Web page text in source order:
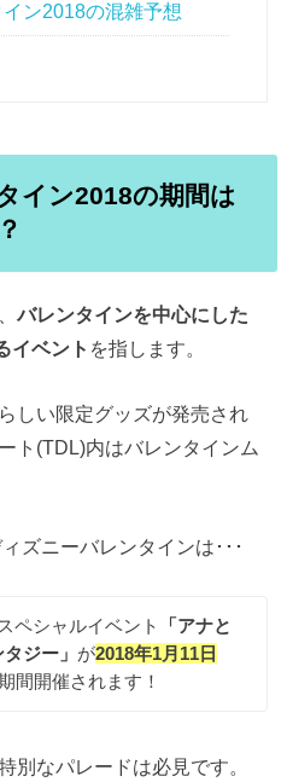
ン2018の混雑予想
イン2018の期間は
バレンタインを中心にした
イベント を指します。
しい限定グッズが発売され
ト(TDL)内はバレンタインム
ズニーバレンタインは･･･
ペシャルイベント
「アナと
ジー」 が2018年1月11日
間開催されます！
別なパレードは必見です。